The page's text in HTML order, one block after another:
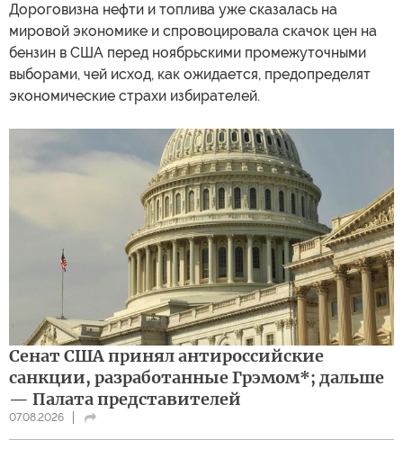
Дороговизна нефти и топлива уже сказалась на
мировой экономике и спровоцировала скачок цен на
бензин в США перед ноябрьскими промежуточными
выборами, чей исход, как ожидается, предопределят
экономические страхи избирателей.
Сенат США принял антироссийские
санкции, разработанные Грэмом*; дальше
— Палата представителей
07.08.2026